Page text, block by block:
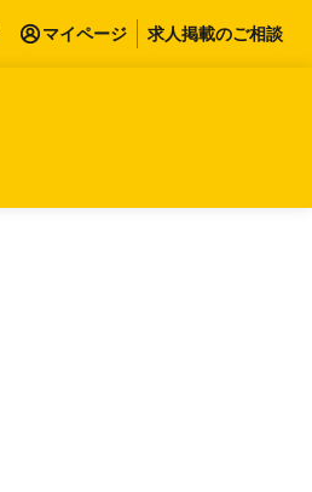
マイページ 求人掲載のご相談